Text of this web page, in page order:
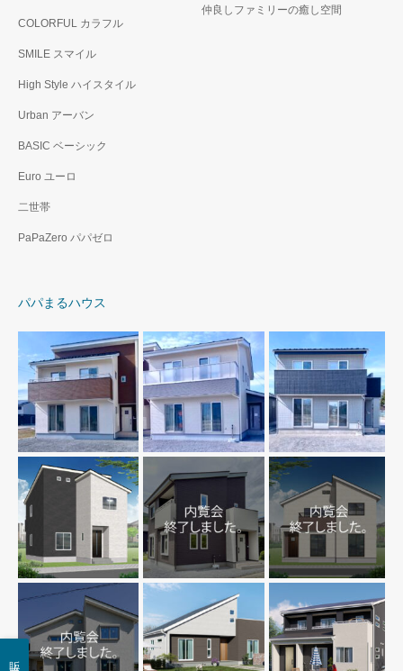
COLORFUL カラフル
SMILE スマイル
High Style ハイスタイル
Urban アーバン
BASIC ベーシック
Euro ユーロ
二世帯
PaPaZero パパゼロ
仲良しファミリーの癒し空間
パパまるハウス